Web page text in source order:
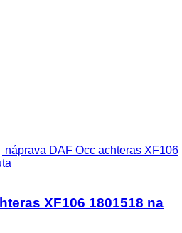
náprava DAF Occ achteras XF106
XF106 1801518 na